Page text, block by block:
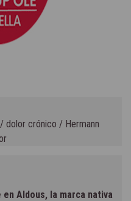
/ dolor crónico / Hermann
Aldous, la marca nativa